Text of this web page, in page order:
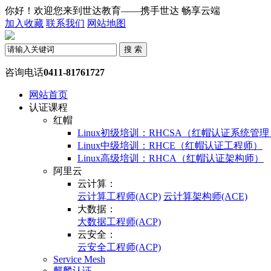
你好！欢迎您来到世达教育——携手世达 畅享云端
加入收藏 联系我们 网站地图
咨询电话0411-81761727
网站首页
认证课程
红帽
Linux初级培训：RHCSA（红帽认证系统管
Linux中级培训：RHCE（红帽认证工程师）
Linux高级培训：RHCA（红帽认证架构师）
阿里云
云计算：
云计算工程师(ACP) 云计算架构师(ACE)
大数据：
大数据工程师(ACP)
云安全：
云安全工程师(ACP)
Service Mesh